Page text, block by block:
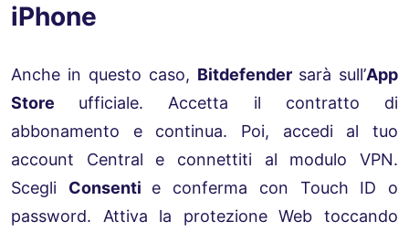
iPhone
Anche in questo caso, Bitdefender sarà sull’App
Store ufficiale. Accetta il contratto di
abbonamento e continua. Poi, accedi al tuo
account Central e connettiti al modulo VPN.
Scegli Consenti e conferma con Touch ID o
password. Attiva la protezione Web toccando